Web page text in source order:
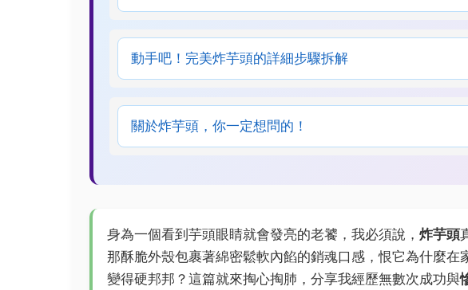
動手吧！完美炸芋頭的詳細步驟拆解
關於炸芋頭，你一定想問的！
身為一個看到芋頭眼睛就會發亮的老饕，我必須說， 炸芋頭
那酥脆外殼包裹著綿密鬆軟內餡的銷魂口感，恨它為什麼
變得硬邦邦？這篇就來掏心掏肺，分享我經歷無數次成功與